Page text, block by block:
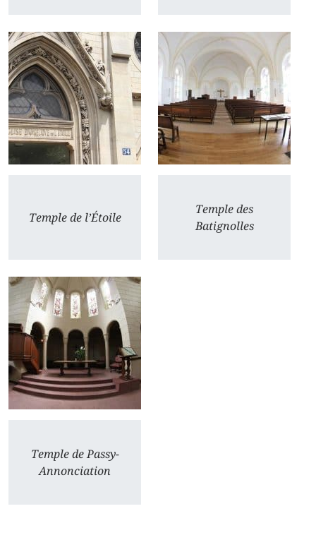
Temple de l’Étoile
Temple des
Batignolles
Temple de Passy-
Annonciation